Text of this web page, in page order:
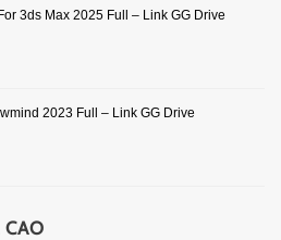
3ds Max 2025 Full – Link GG Drive
2023 Full – Link GG Drive